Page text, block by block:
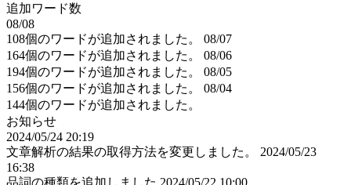
追加ワード数
08/08
108個のワードが追加されました。
08/07
164個のワードが追加されました。
08/06
194個のワードが追加されました。
08/05
156個のワードが追加されました。
08/04
144個のワードが追加されました。
お知らせ
2024/05/24 20:19
文章解析の結果の取得方法を変更しました。
2024/05/23
16:38
品詞の種類を追加しました 2024/05/22 10:00